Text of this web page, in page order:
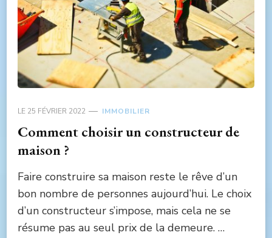
LE 25 FÉVRIER 2022 IMMOBILIER
Comment choisir un constructeur de
maison ?
Faire construire sa maison reste le rêve d’un
bon nombre de personnes aujourd’hui. Le choix
d’un constructeur s’impose, mais cela ne se
résume pas au seul prix de la demeure. …